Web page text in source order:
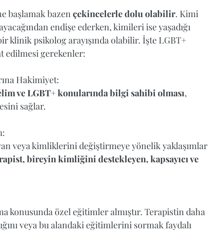
başlamak bazen çekincelerle dolu olabilir. Kimi
endişe ederken, kimileri ise yaşadığı
klinik psikolog arayışında olabilir. İşte LGBT+
edilmesi gerekenler:
Hakimiyet:
ve LGBT+ konularında bilgi sahibi olması,
sağlar.
veya kimliklerini değiştirmeye yönelik yaklaşımlar
bireyin kimliğini destekleyen, kapsayıcı ve
konusunda özel eğitimler almıştır. Terapistin daha
veya bu alandaki eğitimlerini sormak faydalı